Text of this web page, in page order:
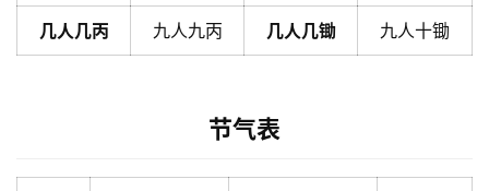
几人几丙 九人九丙 几人几锄 九人十锄
节气表